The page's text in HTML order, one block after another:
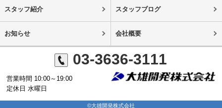
スタッフ紹介 スタッフブログ
お知らせ 会社概要
03-3636-3111
営業時間 10:00～19:00
定休日 水曜日
©大雄開発株式会社